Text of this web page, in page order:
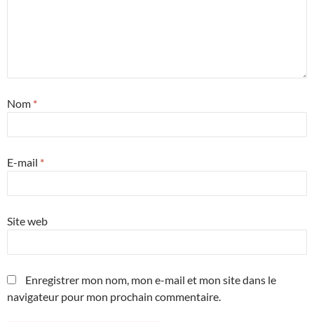
Nom *
E-mail *
Site web
Enregistrer mon nom, mon e-mail et mon site dans le
navigateur pour mon prochain commentaire.